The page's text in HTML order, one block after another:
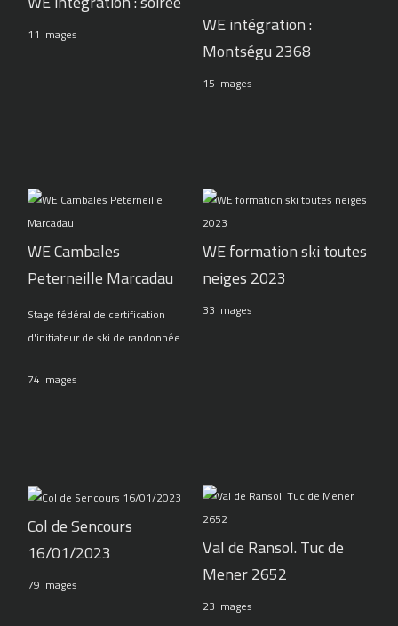
11 Images
WE intégration :
Montségu 2368
15 Images
WE Cambales
Peterneille Marcadau
Stage fédéral de certification
d'initiateur de ski de randonnée
74 Images
WE formation ski toutes
neiges 2023
33 Images
Col de Sencours
16/01/2023
79 Images
Val de Ransol. Tuc de
Mener 2652
23 Images